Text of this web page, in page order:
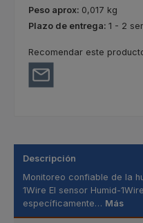
Peso aprox: 0,017 kg
Plazo de entrega: 1 - 2
Recomendar este
Descripción
Monitoreo confiable de la
1Wire El sensor Humid-
específicamente… Más